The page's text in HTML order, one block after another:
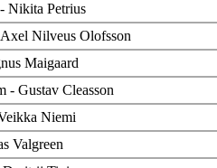
Nikita Petrius
Nilveus Olofsson
Maigaard
- Gustav Cleasson
Niemi
Valgreen